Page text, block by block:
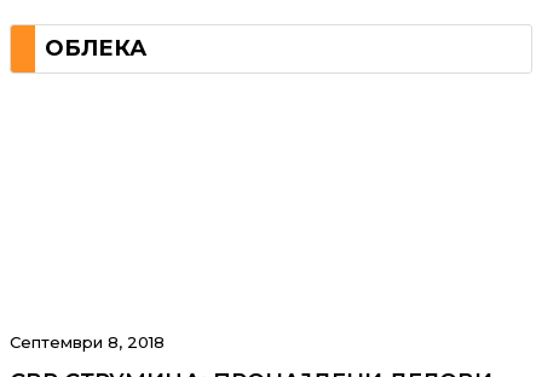
ОБЛЕКА
Септември 8, 2018